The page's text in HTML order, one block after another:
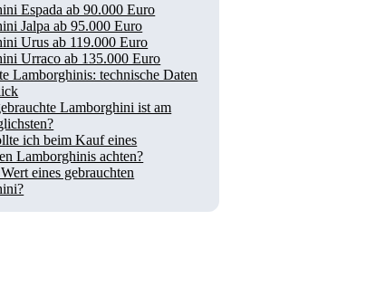
Espada ab 90.000 Euro
Jalpa ab 95.000 Euro
Urus ab 119.000 Euro
Urraco ab 135.000 Euro
Lamborghinis: technische Daten
Lamborghini ist am
ich beim Kauf eines
Lamborghinis achten?
eines gebrauchten